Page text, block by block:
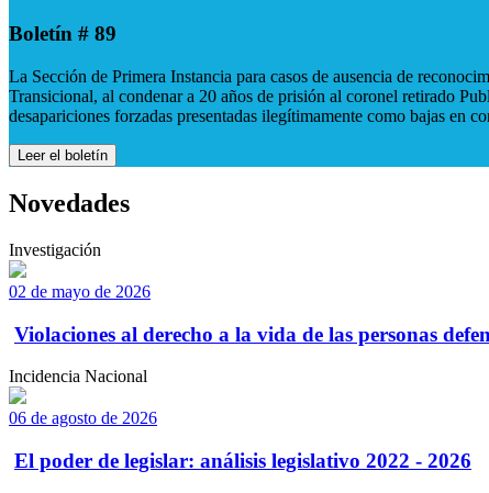
Boletín # 89
La Sección de Primera Instancia para casos de ausencia de
Transicional, al condenar a 20 años de prisión al coronel retirado
desapariciones forzadas presentadas ilegítimamente como bajas en
Leer el boletín
Novedades
Investigación
02 de mayo de 2026
Violaciones al derecho a la vida de las personas
Incidencia Nacional
06 de agosto de 2026
El poder de legislar: análisis legislativo 2022 - 2026